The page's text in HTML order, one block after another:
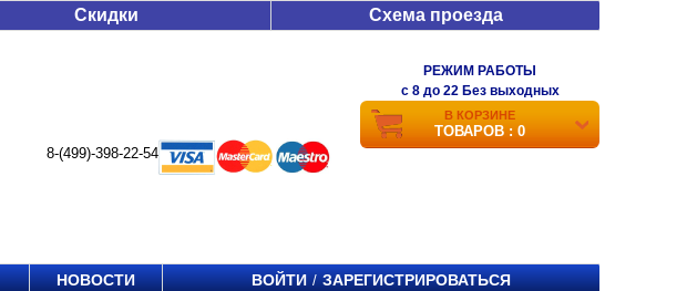
Скидки Схема проезда
8-(499)-398-22-54
РЕЖИМ РАБОТЫ
c 8 до 22 Без выходных
В КОРЗИНЕ
ТОВАРОВ : 0
НОВОСТИ ВОЙТИ / ЗАРЕГИСТРИРОВАТЬСЯ